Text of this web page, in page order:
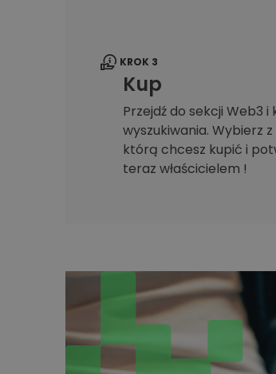
KROK 3
Kup
Przejdź do sekcji Web3 i
wyszukiwania. Wybierz
którą chcesz kupić i
teraz właścicielem !